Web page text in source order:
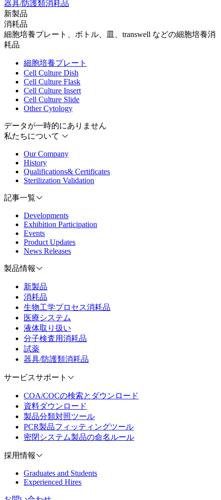
器具/防護類消耗品
新製品
消耗品
細胞培養プレート、ボトル、皿、transwell などの細胞培養消
耗品
細胞培養プレート
Cell Culture Dish
Cell Culture Flask
Cell Culture Insert
Cell Culture Slide
Other Cytology
データが一時的にありません
私たちについて
Our Company
History
Qualifications& Certificates
Sterilization Validation
記事一覧
Developments
Exhibition Participation
Events
Product Updates
News Releases
製品情報
新製品
消耗品
生物工学プロセス消耗品
医療システム
液体取り扱い
分子検査用消耗品
試薬
器具/防護類消耗品
サービスサポート
COA/COCの検索とダウンロード
資料ダウンロード
製品分類対照ツール
PCR製品フィッティングツール
密閉システム製品の命名ルール
採用情報
Graduates and Students
Experienced Hires